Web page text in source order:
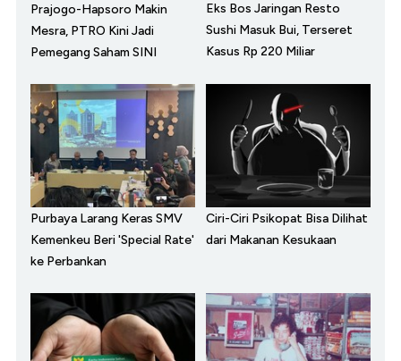
Prajogo-Hapsoro Makin
Mesra, PTRO Kini Jadi
Pemegang Saham SINI
Eks Bos Jaringan Resto
Sushi Masuk Bui, Terseret
Kasus Rp 220 Miliar
Purbaya Larang Keras SMV
Kemenkeu Beri 'Special Rate'
ke Perbankan
Ciri-Ciri Psikopat Bisa Dilihat
dari Makanan Kesukaan